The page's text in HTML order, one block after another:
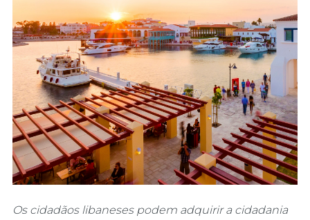
Os cidadãos libaneses podem adquirir a cidadania